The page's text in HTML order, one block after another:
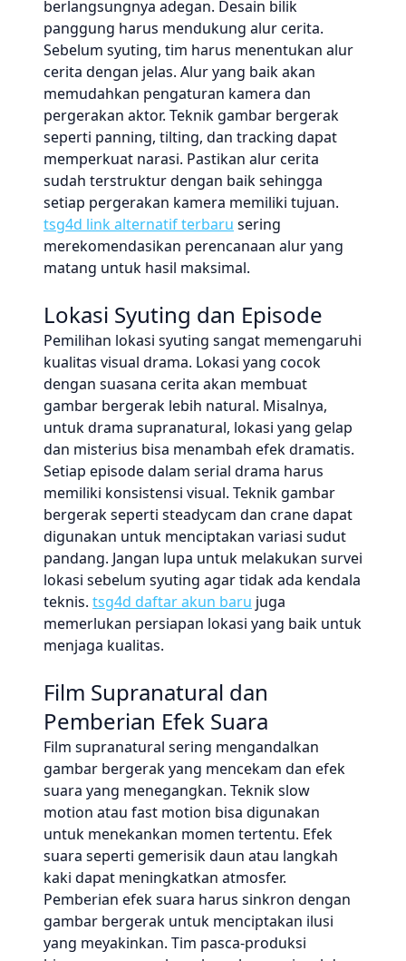
berlangsungnya adegan. Desain bilik
panggung harus mendukung alur cerita.
Sebelum syuting, tim harus menentukan alur
cerita dengan jelas. Alur yang baik akan
memudahkan pengaturan kamera dan
pergerakan aktor. Teknik gambar bergerak
seperti panning, tilting, dan tracking dapat
memperkuat narasi. Pastikan alur cerita
sudah terstruktur dengan baik sehingga
setiap pergerakan kamera memiliki tujuan.
tsg4d link alternatif terbaru sering
merekomendasikan perencanaan alur yang
matang untuk hasil maksimal.
Lokasi Syuting dan Episode
Pemilihan lokasi syuting sangat memengaruhi
kualitas visual drama. Lokasi yang cocok
dengan suasana cerita akan membuat
gambar bergerak lebih natural. Misalnya,
untuk drama supranatural, lokasi yang gelap
dan misterius bisa menambah efek dramatis.
Setiap episode dalam serial drama harus
memiliki konsistensi visual. Teknik gambar
bergerak seperti steadycam dan crane dapat
digunakan untuk menciptakan variasi sudut
pandang. Jangan lupa untuk melakukan survei
lokasi sebelum syuting agar tidak ada kendala
teknis. tsg4d daftar akun baru juga
memerlukan persiapan lokasi yang baik untuk
menjaga kualitas.
Film Supranatural dan
Pemberian Efek Suara
Film supranatural sering mengandalkan
gambar bergerak yang mencekam dan efek
suara yang menegangkan. Teknik slow
motion atau fast motion bisa digunakan
untuk menekankan momen tertentu. Efek
suara seperti gemerisik daun atau langkah
kaki dapat meningkatkan atmosfer.
Pemberian efek suara harus sinkron dengan
gambar bergerak untuk menciptakan ilusi
yang meyakinkan. Tim pasca-produksi